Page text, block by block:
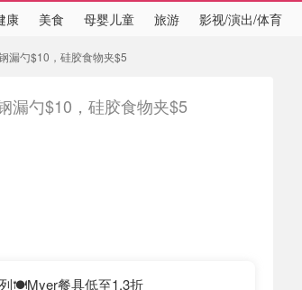
康 美食 母婴儿童 旅游 影视/演出/体育
漏勺$10，硅胶食物夹$5
漏勺$10，硅胶食物夹$5
🍽️Myer餐具低至1.3折